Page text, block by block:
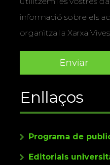
informació sobre els
organitza la Xarxa Vives.
Enllaços
Programa de
Editorials